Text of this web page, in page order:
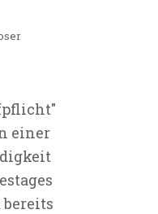
einer
bereits